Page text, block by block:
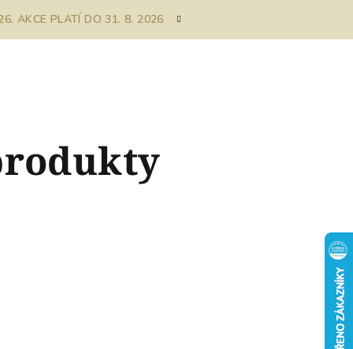
AKCE PLATÍ DO 31. 8. 2026